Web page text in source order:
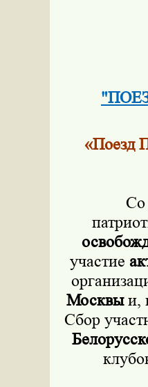
«Поезд
участие
Москвыи,
Сбор